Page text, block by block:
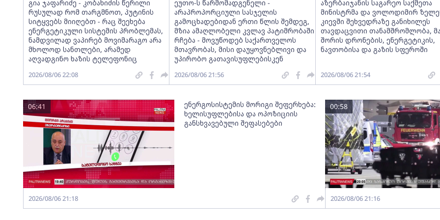
გია ჯაფარიძე - კობახიძის წერილი
რუსულად რომ თარგმნოთ, პუტინის
სიტყვებს მიიღებთ - რაც შეეხება
ენერგეტიკული სისტემის პრობლემას,
ნამდვილად ვაპირებ მოვიმარაგო არა
მხოლოდ სანთლები, არამედ
აღვადგინო ხაზის ტელეფონიც
2026/08/06 22:08
ეუთო-ს წარმომადგენელი -
არაპროპორციული სასჯელის
გამოცხადებიდან ერთი წლის შემდეგ,
მზია ამაღლობელი კვლავ პატიმრობაში
რჩება - მოვუწოდებ საქართველოს
მთავრობას, მისი დაუყოვნებლივი და
უპირობო გათავისუფლებისკენ
2026/08/06 21:56
აზერბაიჯანის საგარეო საქმეთა
მინისტრმა და ვოლოდიმირ
კიევში შეხვედრაზე განიხილეს
თავდაცვითი თანამშრომლობა,
შორის დრონების, ენერგეტიკის,
ნავთობისა და გაზის სფეროში
2026/08/06 21:54
ენერგოსისტემის მორიგი შეფერხება:
ხელისუფლებისა და ოპოზიციის
განსხვავებული შეფასებები
06:41
2026/08/06 21:18
00:58
2026/08/06 21:16